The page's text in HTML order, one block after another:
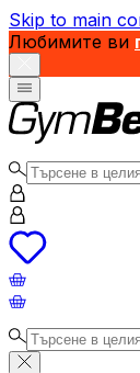
Skip to main
Любимите ви